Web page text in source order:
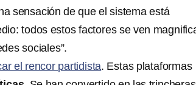
sensación de que el sistema está
todos estos factores se ven
sociales”.
el rencor partidista. Estas plataformas